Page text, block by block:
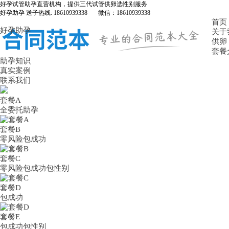
好孕试管助孕直营机构，提供三代试管供卵选性别服务
好孕助孕 送子热线: 18610939338 微信：18610939338
好孕助孕
首页
关于
供卵
套餐
助孕知识
真实案例
联系我们
套餐A
全委托助孕
套餐B
零风险包成功
套餐C
零风险包成功包性别
套餐D
包成功
套餐E
包成功包性别